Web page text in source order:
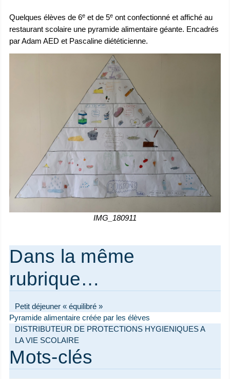
Quelques élèves de 6e et de 5e ont confectionné et affiché au
restaurant scolaire une pyramide alimentaire géante. Encadrés
par Adam AED et Pascaline diététicienne.
IMG_180911
Dans la même
rubrique…
Petit déjeuner « équilibré »
Pyramide alimentaire créée par les élèves
DISTRIBUTEUR DE PROTECTIONS HYGIENIQUES A
LA VIE SCOLAIRE
Mots-clés